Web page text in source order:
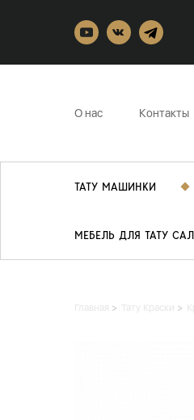
О нас Контакты
ТАТУ МАШИНКИ
МЕБЕЛЬ ДЛЯ ТАТУ
Главная Тату Краски